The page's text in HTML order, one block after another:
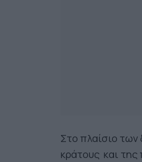
Στο πλαίσιο
κράτους και